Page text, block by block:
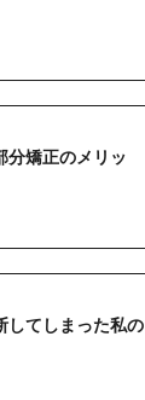
分矯正のメリッ
してしまった私の